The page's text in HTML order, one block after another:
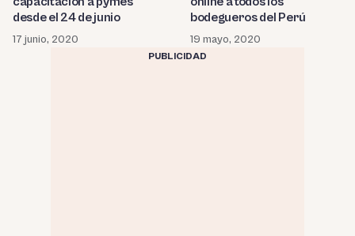
desde el 24 de junio
17 junio, 2020
bodegueros del Perú
19 mayo, 2020
PUBLICIDAD